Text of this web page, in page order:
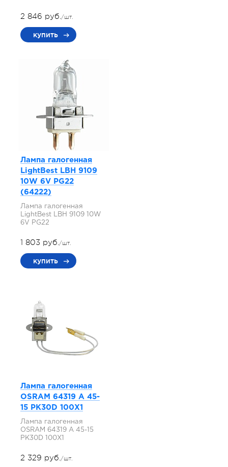
2 846 руб./шт.
купить
Лампа галогенная
LightBest LBH 9109
10W 6V PG22
(64222)
Лампа галогенная
LightBest LBH 9109 10W
6V PG22
1 803 руб./шт.
купить
Лампа галогенная
OSRAM 64319 A 45-
15 PK30D 100X1
Лампа галогенная
OSRAM 64319 A 45-15
PK30D 100X1
2 329 руб./шт.